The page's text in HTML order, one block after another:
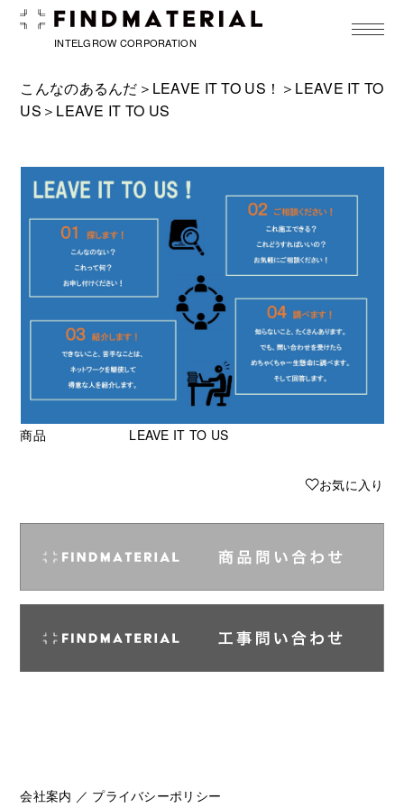
INTELGROW CORPORATION
toggle
こんなのあるんだ＞ LEAVE IT TO US！ ＞ LEAVE IT TO
US ＞LEAVE IT TO US
商品 LEAVE IT TO US
♥お気に入り
会社案内 ／ プライバシーポリシー